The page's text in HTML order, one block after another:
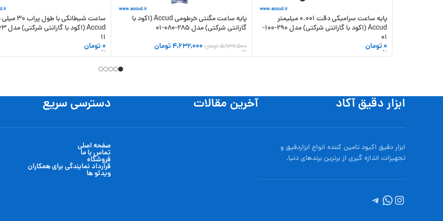
پایه ساعت سرامیکی دقت 0.001 میلیمتر
Accud (اکود با گارانتی شرکتی) مدل 290-100-
01
0تومان
افزودن به سبد خرید
پایه ساعت مگنتی خرطومی Accud (اکود با
گارانتی شرکتی) مدل 285-080-01
5,932,500تومان 4,632,000تومان
افزودن به سبد خرید
ساعت شیطانکی با طول
11
0تومان
افزودن به سبد خرید
ابزار دقیق آکاد
ابزار دقیق اکیود تامین کننده انواع ابزاردقيق و
تجهيزات اندازه گیری از برترین برندهای دنیا.
آخرین مقالات دسترسی سریع
صفحه اصلی
تماس با ما
فروشگاه
قرارداد نمایندگی برای همکاران
ویدئو ها